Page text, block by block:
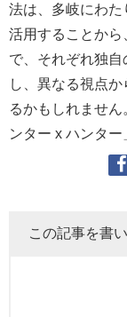
法は、多岐にわ
活用することから
で、それぞれ独
し、異なる視点
るかもしれませ
ンター x ハンター
この記事を書